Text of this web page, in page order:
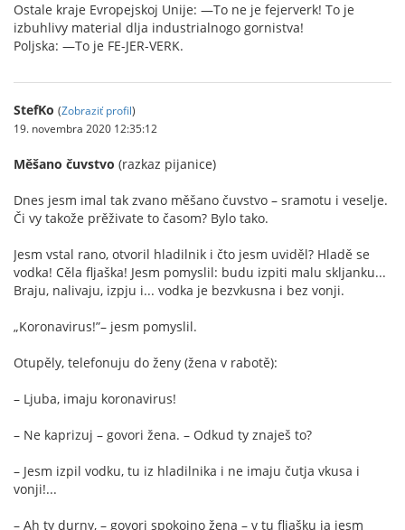
Ostale kraje Evropejskoj Unije: —To ne je fejerverk! To je
izbuhlivy material dlja industrialnogo gornistva!
Poljska: —To je FE-JER-VERK.
StefKo (Zobraziť profil)
19. novembra 2020 12:35:12
Měšano čuvstvo (razkaz pijanice)
Dnes jesm imal tak zvano měšano čuvstvo – sramotu i veselje.
Či vy takože prěživate to časom? Bylo tako.
Jesm vstal rano, otvoril hladilnik i čto jesm uviděl? Hladě se
vodka! Cěla fljaška! Jesm pomyslil: budu izpiti malu skljanku...
Braju, nalivaju, izpju i... vodka je bezvkusna i bez vonji.
„Koronavirus!”– jesm pomyslil.
Otupěly, telefonuju do ženy (žena v rabotě):
– Ljuba, imaju koronavirus!
– Ne kaprizuj – govori žena. – Odkud ty znaješ to?
– Jesm izpil vodku, tu iz hladilnika i ne imaju čutja vkusa i
vonji!...
– Ah ty durny, – govori spokojno žena – v tu fljašku ja jesm